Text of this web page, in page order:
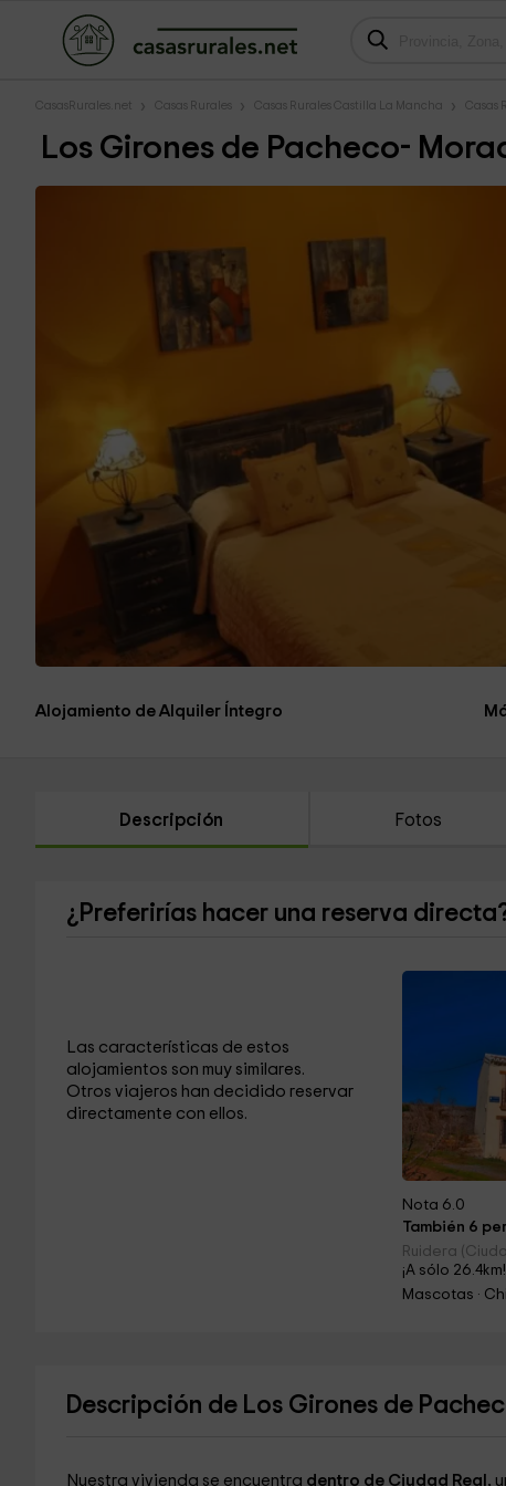
CasasRurales.net Casas Rurales Casas Rurales Castilla La Mancha Casas
Los Girones de Pacheco-
Alojamiento de Alquiler Íntegro
Descripción Fotos
¿Preferirías hacer una reserva
Las características de estos
alojamientos son muy similares.
Otros viajeros han decidido reservar
directamente con ellos.
Nota 6.0
También 6
Ruidera
¡A sólo 26.4km!
Mascotas ·
Descripción de Los Girones de
Nuestra vivienda se encuentra dentro de Ciudad Real,